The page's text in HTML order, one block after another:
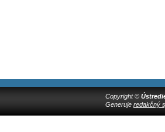
Copyright ©
Generuje redakčný